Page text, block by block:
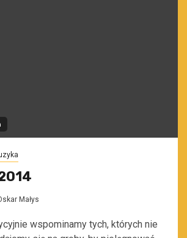
Małys
wspominamy tych, których nie